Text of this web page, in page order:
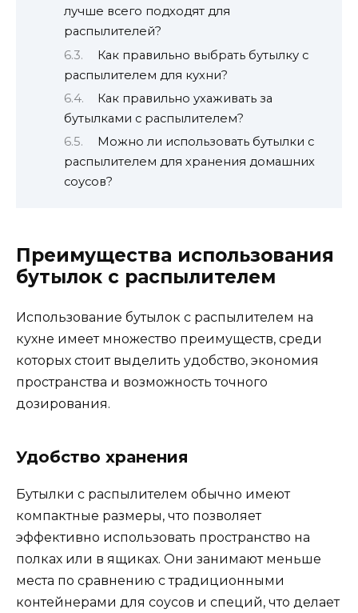
лучше всего подходят для
распылителей?
Как правильно выбрать бутылку с
распылителем для кухни?
Как правильно ухаживать за
бутылками с распылителем?
Можно ли использовать бутылки с
распылителем для хранения домашних
соусов?
Преимущества использования
бутылок с распылителем
Использование бутылок с распылителем на
кухне имеет множество преимуществ, среди
которых стоит выделить удобство, экономия
пространства и возможность точного
дозирования.
Удобство хранения
Бутылки с распылителем обычно имеют
компактные размеры, что позволяет
эффективно использовать пространство на
полках или в ящиках. Они занимают меньше
места по сравнению с традиционными
контейнерами для соусов и специй, что делает